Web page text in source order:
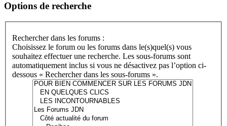
Options de recherche
Rechercher dans les forums :
Choisissez le forum ou les forums dans le(s)quel(s) vous
souhaitez effectuer une recherche. Les sous-forums sont
automatiquement inclus si vous ne désactivez pas l’option ci-
dessous « Rechercher dans les sous-forums ».